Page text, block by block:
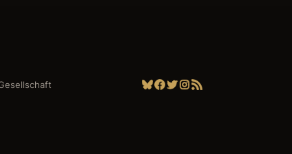
Bluesky
Facebook
Twitter
Instagram
RSS-Feed